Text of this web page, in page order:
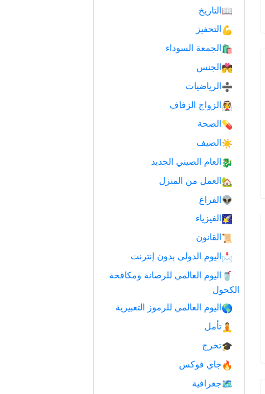
📖التاريخ
💪التحفيز
🛍الجمعة السوداء
💏الجنس
➗الرياضيات
👰الزواج الزفاف
💊الصحة
☀️الصيف
🐉العام الصيني الجديد
🏡العمل من المنزل
👽الفراغ
🌠الفيزياء
📜القانون
📩اليوم الدولي بدون إنترنت
🥤 اليوم العالمي للرصانة ومكافحة
الكحول
🌎اليوم العالمي للرموز التعبيرية
🧘 تأمل
🎓تخرج
🔥جاي فوكس
🗺جغرافية